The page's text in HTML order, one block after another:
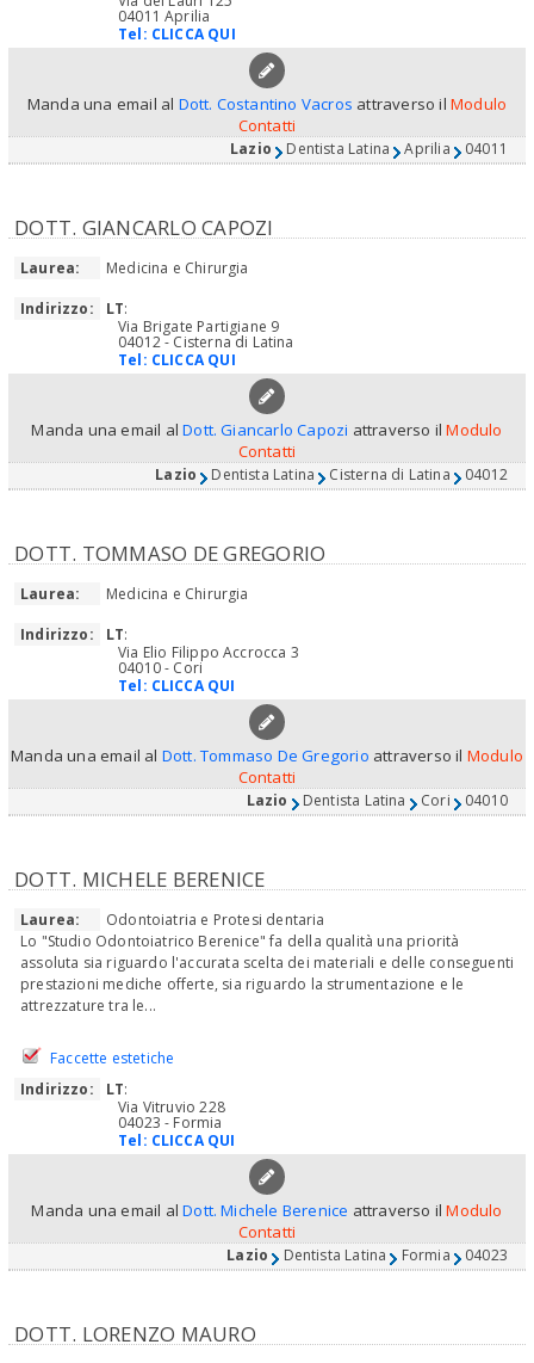
04011 Aprilia
Tel: CLICCA QUI
Manda una email al Dott. Costantino Vacros attraverso ilModulo
Contatti
Lazio Dentista Latina Aprilia 04011
DOTT. GIANCARLO CAPOZI
Laurea:
Medicina e Chirurgia
Indirizzo:
LT:
Via Brigate Partigiane 9
04012 - Cisterna di Latina
Tel: CLICCA QUI
Manda una email alDott. Giancarlo Capozi attraverso ilModulo
Contatti
Lazio Dentista Latina Cisterna di Latina 04012
DOTT. TOMMASO DE GREGORIO
Laurea:
Medicina e Chirurgia
Indirizzo:
LT:
Via Elio Filippo Accrocca 3
04010 - Cori
Tel: CLICCA QUI
Manda una email al Dott. Tommaso De Gregorio attraverso il Modulo
Contatti
Lazio Dentista Latina Cori 04010
DOTT. MICHELE BERENICE
Laurea:
Odontoiatria e Protesi dentaria
Lo "Studio Odontoiatrico Berenice" fa della qualità una priorità
assoluta sia riguardo l'accurata scelta dei materiali e delle conseguenti
prestazioni mediche offerte, sia riguardo la strumentazione e le
attrezzature tra le...
Faccette estetiche
Indirizzo:
LT:
Via Vitruvio 228
04023 - Formia
Tel: CLICCA QUI
Manda una email alDott. Michele Berenice attraverso ilModulo
Contatti
Lazio Dentista Latina Formia 04023
DOTT. LORENZO MAURO